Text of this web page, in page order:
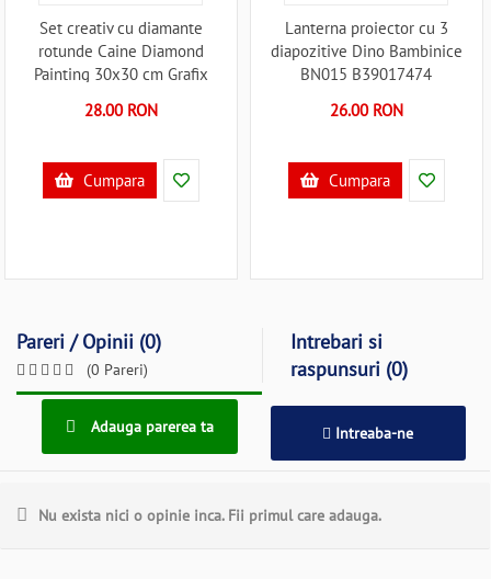
Set creativ cu diamante
rotunde Caine Diamond
Painting 30x30 cm Grafix
28.00 RON
Cumpara
Lanterna proiector cu 3
diapozitive Dino Bambinice
BN015 B39017474
26.00 RON
Cumpara
Pareri / Opinii (0)
(0 Pareri)
Intrebari si
raspunsuri (0)
Adauga parerea ta Intreaba-ne
Nu exista nici o opinie inca. Fii primul care adauga.